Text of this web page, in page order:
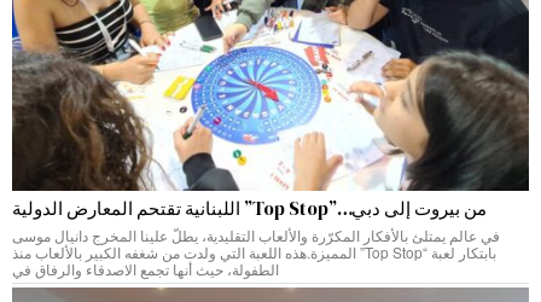
من بيروت إلى دبي…”Top Stop” اللبنانية تقتحم المعارض الدولية
في عالم يمتلئ بالأفكار المكرّرة والألعاب التقليدية، يطلّ علينا المخرج دانيال موسى
بابتكار لعبة “Top Stop” المميزة.هذه اللعبة التي ولدت من شغفه الكبير بالألعاب منذ
الطفولة، حيث أنها تجمع الاصدقاء والرفاق في